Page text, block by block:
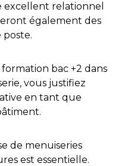
excellent relationnel
également des
poste.
bac +2 dans
vous justifiez
en tant que
de menuiseries
est essentielle.